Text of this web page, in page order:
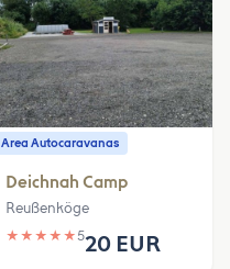
Area Autocaravanas
Deichnah Camp
Reußenköge
★ ★ ★ ★ ★520 EUR